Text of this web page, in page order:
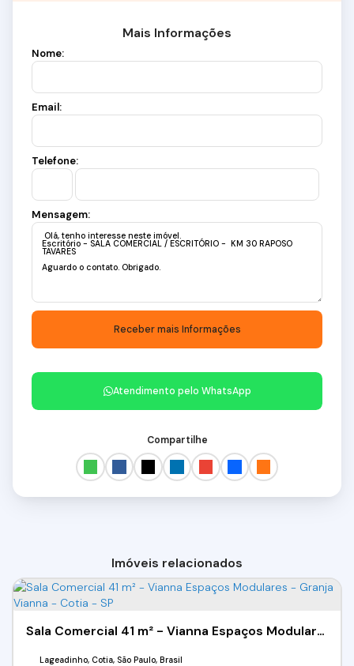
Mais Informações
Nome:
Email:
Telefone:
Mensagem:
Atendimento pelo WhatsApp
Compartilhe
Imóveis relacionados
Sala Comercial 41 m² - Vianna Espaços Modulares - Granja Vianna - Cotia - SP
Lageadinho, Cotia, São Paulo, Brasil